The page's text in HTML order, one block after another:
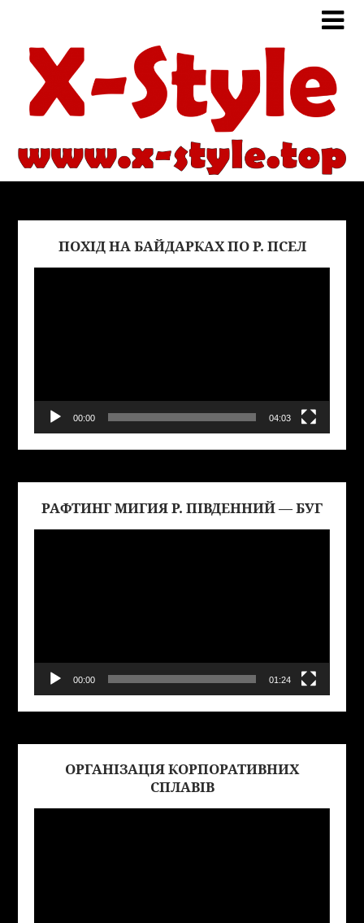
ПОХІД НА БАЙДАРКАХ ПО Р. ПСЕЛ
00:00 04:03
РАФТИНГ МИГИЯ Р. ПІВДЕННИЙ — БУГ
00:00 01:24
ОРГАНІЗАЦІЯ КОРПОРАТИВНИХ
СПЛАВІВ